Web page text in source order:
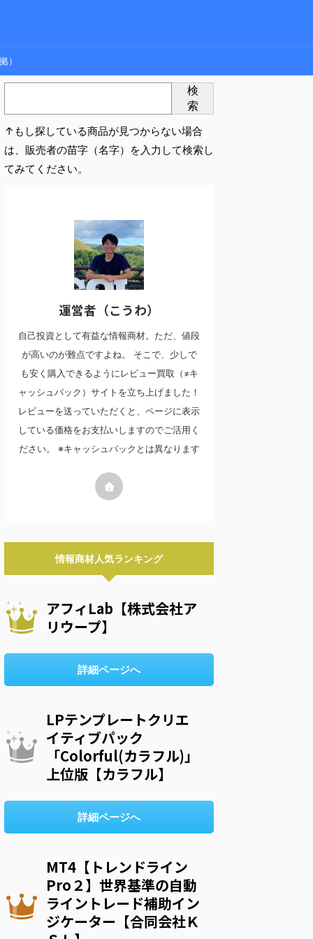
）
検
索
↑もし探している商品が見つからない場合
は、販売者の苗字（名字）を入力して検索し
てみてください。
運営者（こうわ）
自己投資として有益な情報商材。ただ、値段
が高いのが難点ですよね。 そこで、少しで
も安く購入できるようにレビュー買取（≠キ
ャッシュバック）サイトを立ち上げました！
レビューを送っていただくと、ページに表示
している価格をお支払いしますのでご活用く
ださい。 ※キャッシュバックとは異なります
情報商材人気ランキング
アフィLab【株式会社ア
リウープ】
詳細ページへ
LPテンプレートクリエ
イティブパック
「Colorful(カラフル)」
上位版【カラフル】
詳細ページへ
MT4【トレンドライン
Pro２】世界基準の自動
ライントレード補助イン
ジケーター【合同会社Ｋ